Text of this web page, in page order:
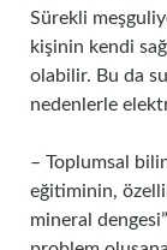
Sürekli
kişinin kendi
olabilir. Bu da
nedenlerle
– Toplumsal
eğitiminin,
mineral